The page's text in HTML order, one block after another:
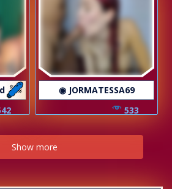
◉ JORMATESSA69
533
Show more